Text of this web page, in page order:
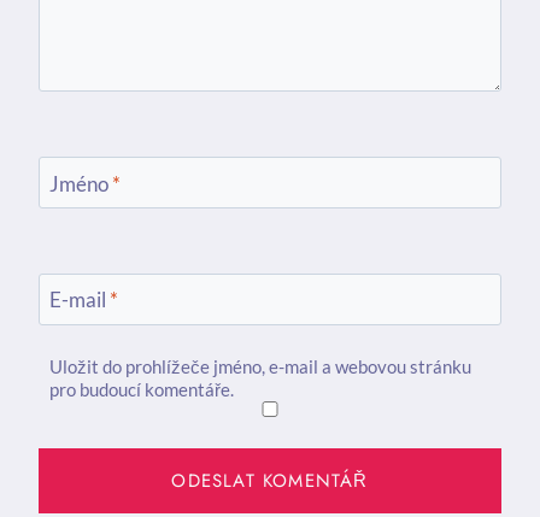
Jméno*
E-mail *
Uložit do prohlížeče jméno, e-mail a webovou stránku
pro budoucí komentáře.